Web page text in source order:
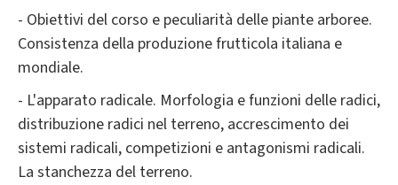
- Obiettivi del corso e peculiarità delle piante arboree.
Consistenza della produzione frutticola italiana e
mondiale.
- L'apparato radicale. Morfologia e funzioni delle radici,
distribuzione radici nel terreno, accrescimento dei
sistemi radicali, competizioni e antagonismi radicali.
La stanchezza del terreno.